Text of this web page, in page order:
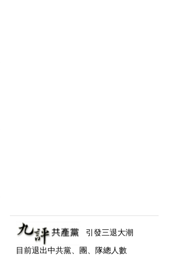
引發三退大潮
目前退出中共黨、團、隊總人數